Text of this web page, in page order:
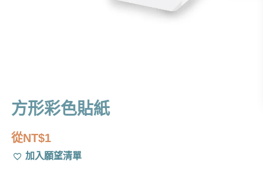
方形彩色貼紙
從NT$1
加入願望清單